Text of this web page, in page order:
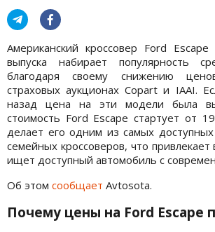
Американский кроссовер Ford
выпуска набирает популярность
благодаря своему снижению
страховых аукционах Copart и IAAI.
назад цена на эти модели была
стоимость Ford Escape стартует от
делает его одним из самых
семейных кроссоверов, что привлекает
ищет доступный автомобиль с
Об этом сообщает Avtosota.
Почему цены на Ford Escape